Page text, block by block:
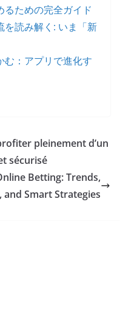
るための完全ガイド
を読み解く: いま「新
む：アプリで進化す
pleinement d’un
sécurisé
Betting: Trends,
and Smart Strategies